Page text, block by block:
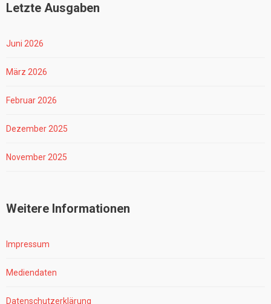
Letzte Ausgaben
Juni 2026
März 2026
Februar 2026
Dezember 2025
November 2025
Weitere Informationen
Impressum
Mediendaten
Datenschutzerklärung